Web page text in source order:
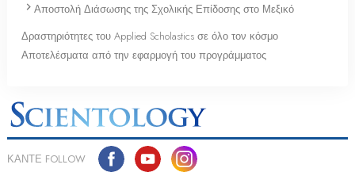
Αποστολή Διάσωσης της Σχολικής Επίδοσης στο Μεξικό
Δραστηριότητες του Applied Scholastics σε όλο τον κόσμο
Αποτελέσματα από την εφαρμογή του προγράμματος
ΚΑΝΤΕ FOLLOW